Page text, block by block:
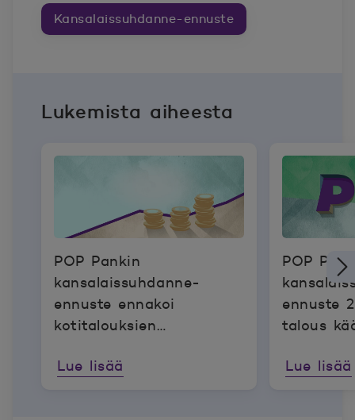
Kansalaissuhdanne-ennuste
Lukemista aiheesta
POP Pankin
kansalaissuhdanne-
ennuste ennakoi
kotitalouksien
kulutusmahdollisuuksien
Lue lisää
POP
ennuste
talous
Lue lisää